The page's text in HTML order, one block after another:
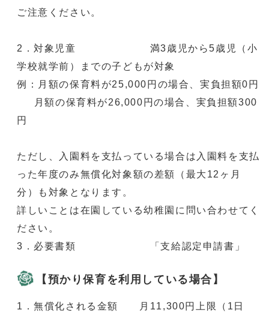
ご注意ください。
2．対象児童 満3歳児から5歳児（小
学校就学前）までの子どもが対象
例：月額の保育料が25,000円の場合、実負担額0円
月額の保育料が26,000円の場合、実負担額300
円
ただし、入園料を支払っている場合は入園料を支払
った年度のみ無償化対象額の差額（最大12ヶ月
分）も対象となります。
詳しいことは在園している幼稚園に問い合わせてく
ださい。
3．必要書類 「支給認定申請書」
【預かり保育を利用している場合】
1．無償化される金額 月11,300円上限（1日